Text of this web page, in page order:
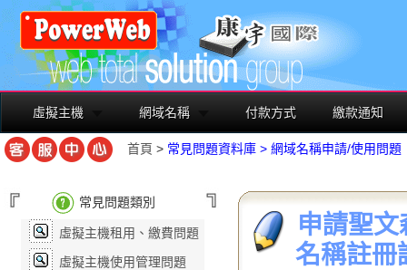
虛擬主機 網域名稱 付款方式 繳款通知
首頁 > 常見問題資料庫 > 網域名稱申請/使用問題
常見問題類別
虛擬主機租用、繳費問題
虛擬主機使用管理問題
申請聖
名稱註冊